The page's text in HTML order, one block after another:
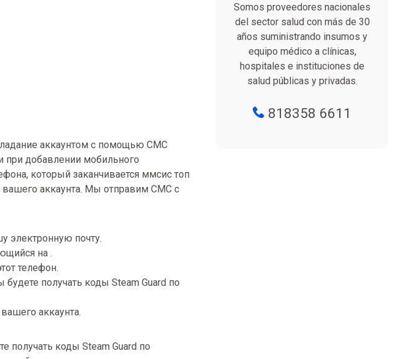
аккаунтом с помощью СМС
при добавлении мобильного
который заканчивается ммсис топ
вашего аккаунта. Мы отправим СМС с
электронную почту.
на .
телефон.
получать коды Steam Guard по
аккаунта.
получать коды Steam Guard по
Somos proveedores nacionales
del sector salud con más de 30
años suministrando insumos y
equipo médico a clínicas,
hospitales e instituciones de
salud públicas y privadas.
818358 6611